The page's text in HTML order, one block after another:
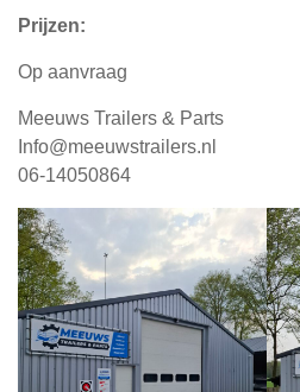
Prijzen:
Op aanvraag
Meeuws Trailers & Parts
Info@meeuwstrailers.nl
06-14050864